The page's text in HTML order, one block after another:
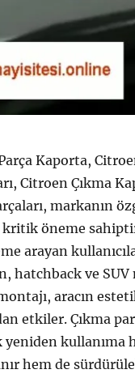
Kaporta,
Citroen Çıkma
markanın
kritik öneme
arayan
hatchback ve
aracın
etkiler. Çıkma
kullanıma
hem de